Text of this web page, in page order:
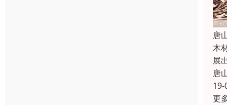
唐
木
展
唐
19-
更